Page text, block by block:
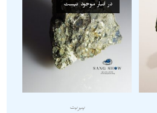
در انبار موجود نیست
پیریت